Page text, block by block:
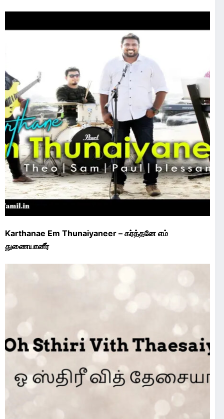
Karthanae Em Thunaiyaneer – கர்த்தனே எம்
துணையானீர்